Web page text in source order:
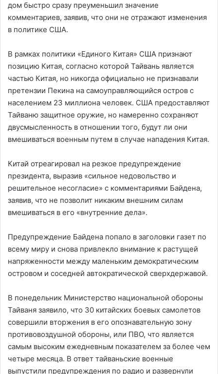
дом быстро сразу преуменьшил значение
комментариев, заявив, что они не отражают изменения
в политике США.
В рамках политики «Единого Китая» США признают
позицию Китая, согласно которой Тайвань является
частью Китая, но никогда официально не признавали
претензии Пекина на самоуправляющийся остров с
населением 23 миллиона человек. США предоставляют
Тайваню защитное оружие, но намеренно сохраняют
двусмысленность в отношении того, будут ли они
вмешиваться военным путем в случае нападения Китая.
Китай отреагировал на резкое предупреждение
президента, выразив «сильное недовольство и
решительное несогласие» с комментариями Байдена,
заявив, что не позволит никаким внешним силам
вмешиваться в его «внутренние дела».
Предупреждение Байдена попало в заголовки газет по
всему миру и снова привлекло внимание к растущей
напряженности между маленьким демократическим
островом и соседней автократической сверхдержавой.
В понедельник Министерство национальной обороны
Тайваня заявило, что 30 китайских боевых самолетов
совершили вторжения в его опознавательную зону
противовоздушной обороны, или ПВО, что является
самым высоким ежедневным показателем за более чем
четыре месяца. В ответ тайваньские военные
выпустили предупреждения по радио и развернули